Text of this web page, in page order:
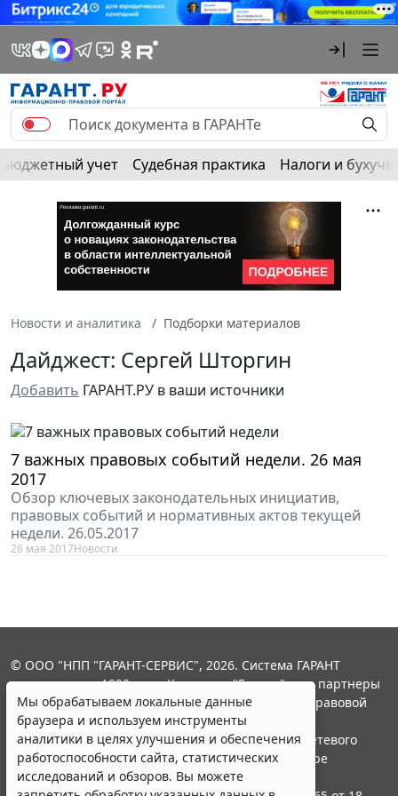
Бюджетный учет Судебная практика Налоги и
Новости и аналитика Подборки материалов
Дайджест: Сергей Шторгин
Добавить ГАРАНТ.РУ в ваши источники
7 важных правовых событий недели. 26 мая
2017
Обзор ключевых законодательных инициатив,
правовых событий и нормативных актов текущей
недели. 26.05.2017
26 мая 2017Новости
Мы обрабатываем локальные данные
браузера и используем инструменты
аналитики в целях улучшения и обеспечения
работоспособности сайта, статистических
исследований и обзоров. Вы можете
© ООО "НПП "ГАРАНТ-СЕРВИС", 2026. Система ГАРАНТ
выпускается с 1990 года. Компания "Гарант" и ее партнеры
являются участниками Российской ассоциации правовой
информации ГАРАНТ.
Портал ГАРАНТ.РУ зарегистрирован в качестве сетевого
издания Федеральной службой по надзору в сфере
связи,информационных технологий и массовых